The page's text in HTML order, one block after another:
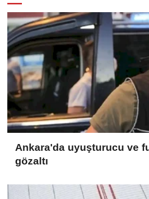
Ankara'da uyuşturucu ve
gözaltı